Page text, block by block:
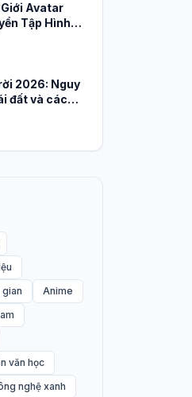
Avatar
Tập Hình
Năm 2026
2026: Nguy
đất và cách
gian
Anime
văn học
nghệ xanh